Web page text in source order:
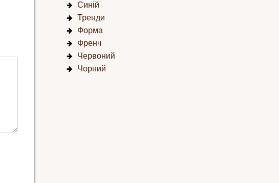
Синій
Тренди
Форма
Френч
Червоний
Чорний